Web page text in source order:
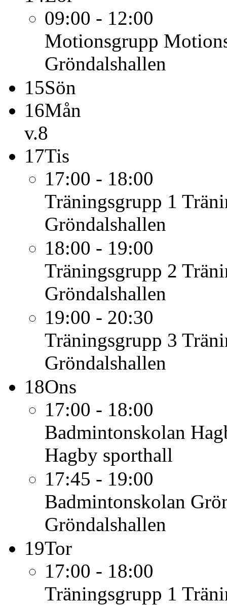
09:00 - 12:00
Motionsgrupp
Gröndalshallen
15Sön
16Mån
v.8
17Tis
17:00 - 18:00
Träningsgrupp 1
Gröndalshallen
18:00 - 19:00
Träningsgrupp 2
Gröndalshallen
19:00 - 20:30
Träningsgrupp 3
Gröndalshallen
18Ons
17:00 - 18:00
Badmintonskolan
Hagby sporthall
17:45 - 19:00
Badmintonskolan
Gröndalshallen
19Tor
17:00 - 18:00
Träningsgrupp 1